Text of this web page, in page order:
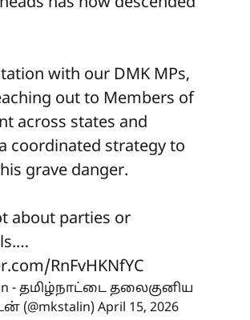
with our DMK MPs,
out to Members of
across states and
coordinated strategy to
grave danger.
about parties or
RnFvHKNfYC
- தமிழ்நாட்டை தலைகுனிய
(@mkstalin) April 15, 2026